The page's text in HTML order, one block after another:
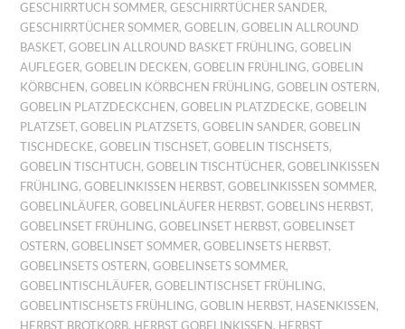
GESCHIRRTUCH SOMMER,GESCHIRRTÜCHER SANDER,
GESCHIRRTÜCHER SOMMER,GOBELIN ,GOBELIN ALLROUND
BASKET,GOBELIN ALLROUND BASKET FRÜHLING,GOBELIN
AUFLEGER,GOBELIN DECKEN ,GOBELIN FRÜHLING,GOBELIN
KÖRBCHEN ,GOBELIN KÖRBCHEN FRÜHLING,GOBELIN OSTERN ,
GOBELIN PLATZDECKCHEN ,GOBELIN PLATZDECKE,GOBELIN
PLATZSET,GOBELIN PLATZSETS,GOBELIN SANDER,GOBELIN
TISCHDECKE,GOBELIN TISCHSET,GOBELIN TISCHSETS,
GOBELIN TISCHTUCH ,GOBELIN TISCHTÜCHER,GOBELINKISSEN
FRÜHLING,GOBELINKISSEN HERBST,GOBELINKISSEN SOMMER,
GOBELINLÄUFER,GOBELINLÄUFER HERBST,GOBELINS HERBST,
GOBELINSET FRÜHLING,GOBELINSET HERBST,GOBELINSET
OSTERN ,GOBELINSET SOMMER,GOBELINSETS HERBST,
GOBELINSETS OSTERN ,GOBELINSETS SOMMER,
GOBELINTISCHLÄUFER,GOBELINTISCHSET FRÜHLING,
GOBELINTISCHSETS FRÜHLING,GOBLIN HERBST, HASENKISSEN ,
HERBST BROTKORB, HERBST GOBELINKISSEN , HERBST